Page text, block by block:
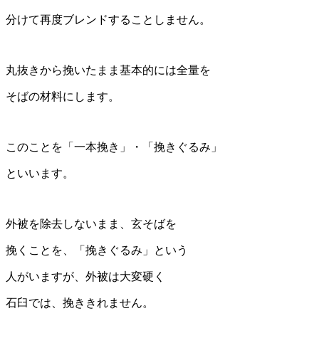
分けて再度ブレンドすることしません。
丸抜きから挽いたまま基本的には全量を
そばの材料にします。
このことを「一本挽き」・「挽きぐるみ」
といいます。
外被を除去しないまま、玄そばを
挽くことを、「挽きぐるみ」という
人がいますが、外被は大変硬く
石臼では、挽ききれません。